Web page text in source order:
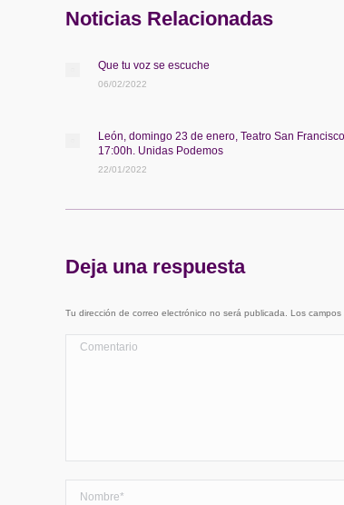
Noticias Relacionadas
Que tu voz se escuche
06/02/2022
León, domingo 23 de enero, Teatro San Francisco
17:00h. Unidas Podemos
22/01/2022
Deja una respuesta
Tu dirección de correo electrónico no será publicada. Los
Comentario